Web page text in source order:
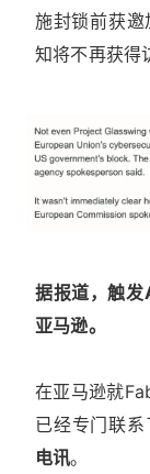
施封锁前获
知将不再获得
据报道，触
亚马逊。
在亚马逊就
已经专门联
电讯。